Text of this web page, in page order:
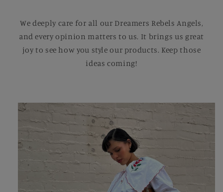
We deeply care for all our Dreamers Rebels Angels,
and every opinion matters to us. It brings us great
joy to see how you style our products. Keep those
ideas coming!